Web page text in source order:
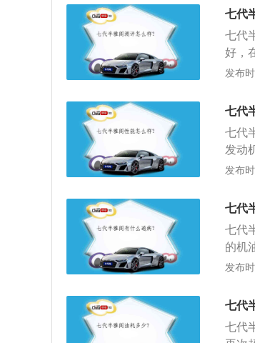
好，
重
箱很
保持
七代
七代
好，
障率
底盘
发布
七代
七代
发动
量大
差别
臂
发布
七代
七代
的机
附近
油。
无
穿，
发布
七代
七代